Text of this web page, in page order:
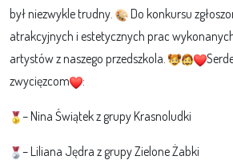
był niezwykle trudny.
Do konkursu
atrakcyjnych i estetycznych prac
artystów z naszego przedszkola.
zwycięzcom
:
– Nina Świątek z grupy Krasnoludki
– Liliana Jędra z grupy Zielone Żabki